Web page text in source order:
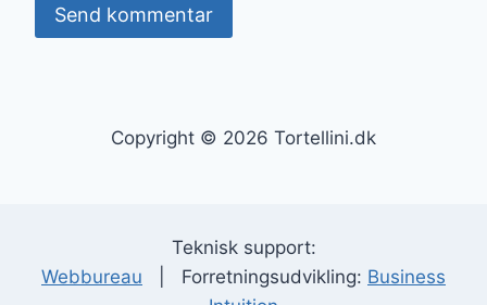
Copyright © 2026 Tortellini.dk
Teknisk support:
Webbureau | Forretningsudvikling: Business